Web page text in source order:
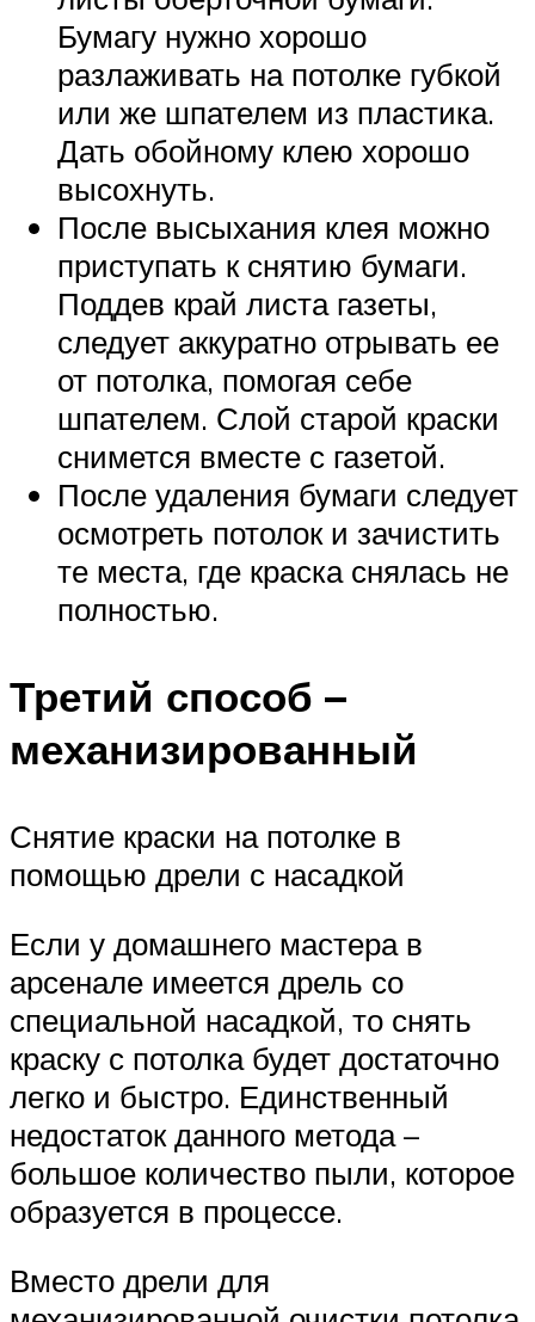
Бумагу нужно хорошо
разлаживать на потолке губкой
или же шпателем из пластика.
Дать обойному клею хорошо
высохнуть.
После высыхания клея можно
приступать к снятию бумаги.
Поддев край листа газеты,
следует аккуратно отрывать ее
от потолка, помогая себе
шпателем. Слой старой краски
снимется вместе с газетой.
После удаления бумаги следует
осмотреть потолок и зачистить
те места, где краска снялась не
полностью.
Третий способ –
механизированный
Снятие краски на потолке в
помощью дрели с насадкой
Если у домашнего мастера в
арсенале имеется дрель со
специальной насадкой, то снять
краску с потолка будет достаточно
легко и быстро. Единственный
недостаток данного метода –
большое количество пыли, которое
образуется в процессе.
Вместо дрели для